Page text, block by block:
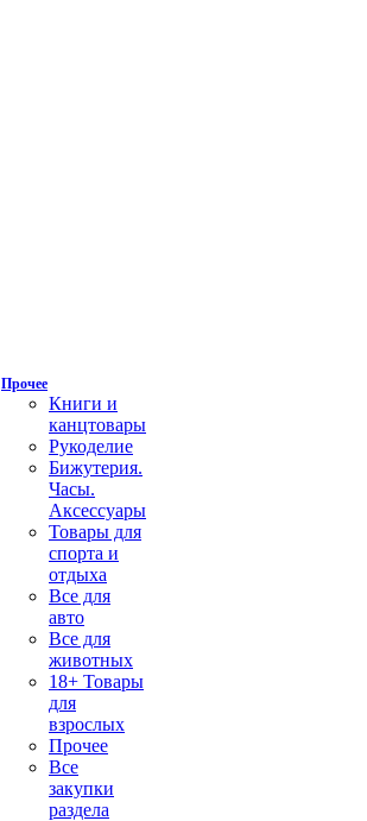
Прочее
Книги и
канцтовары
Рукоделие
Бижутерия.
Часы.
Аксессуары
Товары для
спорта и
отдыха
Все для
авто
Все для
животных
18+ Товары
для
взрослых
Прочее
Все
закупки
раздела